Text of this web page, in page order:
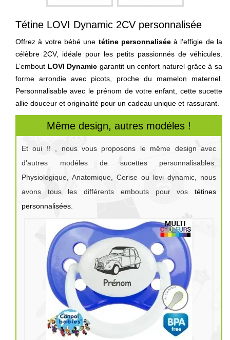
Tétine LOVI Dynamic 2CV personnalisée
Offrez à votre bébé une tétine personnaliséeà l’effigie de la
célèbre 2CV, idéale pour les petits passionnés de véhicules.
L’embout LOVI Dynamic garantit un confort naturel grâce à sa
forme arrondie avec picots, proche du mamelon maternel.
Personnalisable avec le prénom de votre enfant, cette sucette
allie douceur et originalité pour un cadeau unique et rassurant.
Même design, autres modéles !
Et oui !! , nous vous proposons le même design avec
d'autres modéles de sucettes personnalisables.
Physiologique, Anatomique, Cerise ou lovi dynamic, nous
avons tous les différents embouts pour vos tétines
personnalisées